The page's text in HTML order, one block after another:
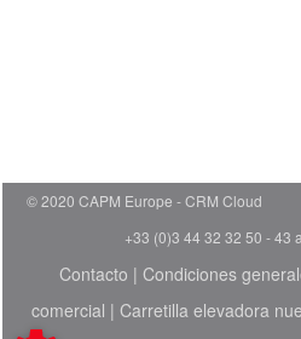
© 2020 CAPM Europe
CRM Cloud
+33 (0)3 44 32 32 50 - 43
Contacto | Condiciones
comercial | Carretilla elevadora